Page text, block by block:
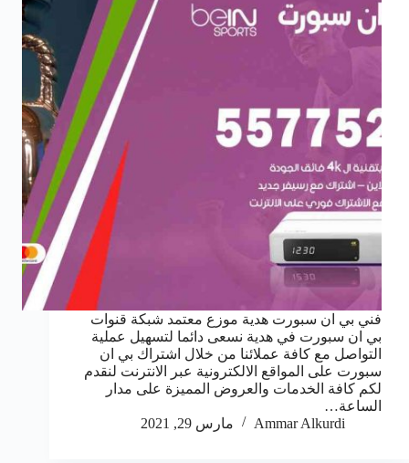
فني بي ان سبورت هدية موزع معتمد شبكة قنوات
بي ان سبورت في هدية نسعى دائما لتسهيل عملية
التواصل مع كافة عملائنا من خلال اشتراك بي ان
سبورت على المواقع الالكترونية عبر الانترنت لنقدم
لكم كافة الخدمات والعروض المميزة على مدار
الساعة…
Ammar Alkurdi
مارس 29, 2021